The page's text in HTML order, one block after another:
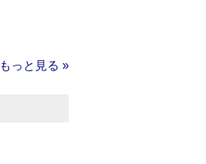
もっと見る »